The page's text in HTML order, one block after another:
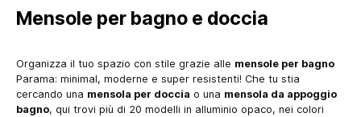
Mensole per bagno e doccia
Organizza il tuo spazio con stile grazie alle mensole per bagno
Parama: minimal, moderne e super resistenti! Che tu stia
cercando una mensola per doccia o una mensola da appoggio
bagno, qui trovi più di 20 modelli in alluminio opaco, nei colori